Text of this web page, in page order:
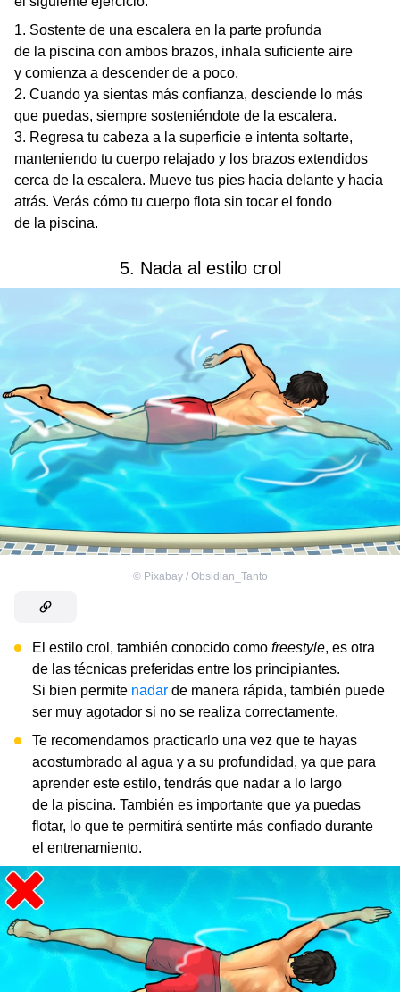
Sostente de una escalera en la parte profunda
de la piscina con ambos brazos, inhala suficiente aire
y comienza a descender de a poco.
Cuando ya sientas más confianza, desciende lo más
que puedas, siempre sosteniéndote de la escalera.
Regresa tu cabeza a la superficie e intenta soltarte,
manteniendo tu cuerpo relajado y los brazos extendidos
cerca de la escalera. Mueve tus pies hacia delante y hacia
atrás. Verás cómo tu cuerpo flota sin tocar el fondo
de la piscina.
5. Nada al estilo crol
© Pixabay / Obsidian_Tanto
El estilo crol, también conocido como freestyle, es otra
de las técnicas preferidas entre los principiantes.
Si bien permite nadar de manera rápida, también puede
ser muy agotador si no se realiza correctamente.
Te recomendamos practicarlo una vez que te hayas
acostumbrado al agua y a su profundidad, ya que para
aprender este estilo, tendrás que nadar a lo largo
de la piscina. También es importante que ya puedas
flotar, lo que te permitirá sentirte más confiado durante
el entrenamiento.